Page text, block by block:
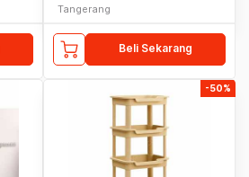
Tangerang
Beli Sekarang
-50%